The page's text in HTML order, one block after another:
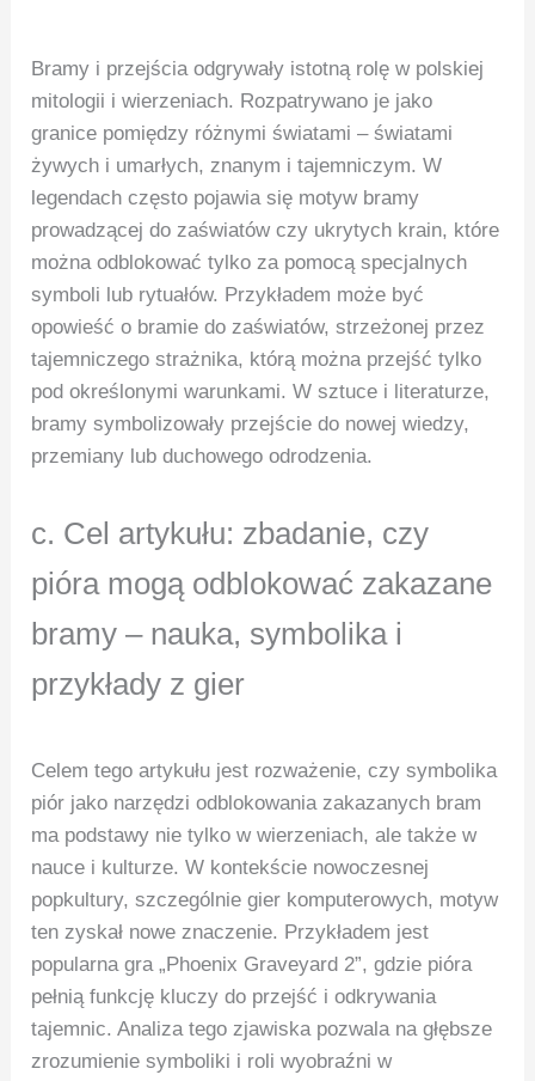
Bramy i przejścia odgrywały istotną rolę w polskiej
mitologii i wierzeniach. Rozpatrywano je jako
granice pomiędzy różnymi światami – światami
żywych i umarłych, znanym i tajemniczym. W
legendach często pojawia się motyw bramy
prowadzącej do zaświatów czy ukrytych krain, które
można odblokować tylko za pomocą specjalnych
symboli lub rytuałów. Przykładem może być
opowieść o bramie do zaświatów, strzeżonej przez
tajemniczego strażnika, którą można przejść tylko
pod określonymi warunkami. W sztuce i literaturze,
bramy symbolizowały przejście do nowej wiedzy,
przemiany lub duchowego odrodzenia.
c. Cel artykułu: zbadanie, czy
pióra mogą odblokować zakazane
bramy – nauka, symbolika i
przykłady z gier
Celem tego artykułu jest rozważenie, czy symbolika
piór jako narzędzi odblokowania zakazanych bram
ma podstawy nie tylko w wierzeniach, ale także w
nauce i kulturze. W kontekście nowoczesnej
popkultury, szczególnie gier komputerowych, motyw
ten zyskał nowe znaczenie. Przykładem jest
popularna gra „Phoenix Graveyard 2”, gdzie pióra
pełnią funkcję kluczy do przejść i odkrywania
tajemnic. Analiza tego zjawiska pozwala na głębsze
zrozumienie symboliki i roli wyobraźni w